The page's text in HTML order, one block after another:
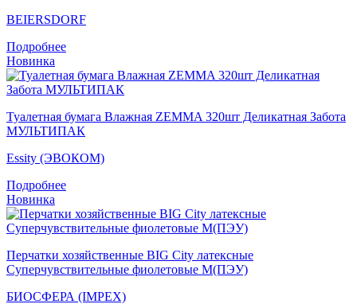
BEIERSDORF
Подробнее
Новинка
Туалетная бумага Влажная ZEMMA 320шт Деликатная Забота
МУЛЬТИПАК
Essity (ЭВОКОМ)
Подробнее
Новинка
Перчатки хозяйственные BIG City латексные
Суперчувствительные фиолетовые M(ПЭУ)
БИОСФЕРА (IMPEX)